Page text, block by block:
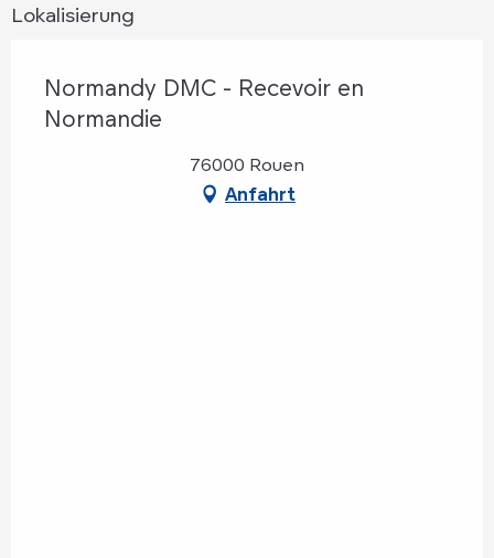
Lokalisierung
Normandy DMC - Recevoir en
Normandie
76000 Rouen
Anfahrt